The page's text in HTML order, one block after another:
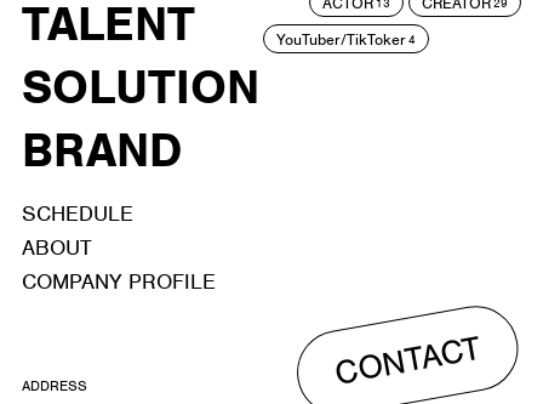
TALENT
SOLUTION
BRAND
YouTuber/TikToker4
SCHEDULE
ABOUT
COMPANY PROFILE
CONTACT
ADDRESS